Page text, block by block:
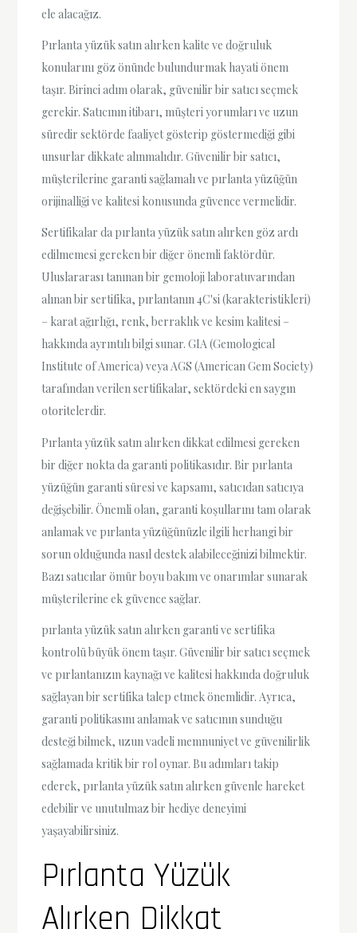
ele alacağız.
Pırlanta yüzük satın alırken kalite ve doğruluk
konularını göz önünde bulundurmak hayati önem
taşır. Birinci adım olarak, güvenilir bir satıcı seçmek
gerekir. Satıcının itibarı, müşteri yorumları ve uzun
süredir sektörde faaliyet gösterip göstermediği gibi
unsurlar dikkate alınmalıdır. Güvenilir bir satıcı,
müşterilerine garanti sağlamalı ve pırlanta yüzüğün
orijinalliği ve kalitesi konusunda güvence vermelidir.
Sertifikalar da pırlanta yüzük satın alırken göz ardı
edilmemesi gereken bir diğer önemli faktördür.
Uluslararası tanınan bir gemoloji laboratuvarından
alınan bir sertifika, pırlantanın 4C'si (karakteristikleri)
– karat ağırlığı, renk, berraklık ve kesim kalitesi –
hakkında ayrıntılı bilgi sunar. GIA (Gemological
Institute of America) veya AGS (American Gem Society)
tarafından verilen sertifikalar, sektördeki en saygın
otoritelerdir.
Pırlanta yüzük satın alırken dikkat edilmesi gereken
bir diğer nokta da garanti politikasıdır. Bir pırlanta
yüzüğün garanti süresi ve kapsamı, satıcıdan satıcıya
değişebilir. Önemli olan, garanti koşullarını tam olarak
anlamak ve pırlanta yüzüğünüzle ilgili herhangi bir
sorun olduğunda nasıl destek alabileceğinizi bilmektir.
Bazı satıcılar ömür boyu bakım ve onarımlar sunarak
müşterilerine ek güvence sağlar.
pırlanta yüzük satın alırken garanti ve sertifika
kontrolü büyük önem taşır. Güvenilir bir satıcı seçmek
ve pırlantanızın kaynağı ve kalitesi hakkında doğruluk
sağlayan bir sertifika talep etmek önemlidir. Ayrıca,
garanti politikasını anlamak ve satıcının sunduğu
desteği bilmek, uzun vadeli memnuniyet ve güvenilirlik
sağlamada kritik bir rol oynar. Bu adımları takip
ederek, pırlanta yüzük satın alırken güvenle hareket
edebilir ve unutulmaz bir hediye deneyimi
yaşayabilirsiniz.
Pırlanta Yüzük
Alırken Dikkat